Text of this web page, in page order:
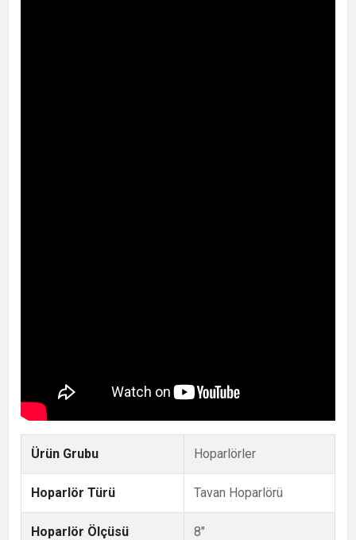
Ürün Grubu Hoparlörler
Hoparlör Türü Tavan Hoparlörü
Hoparlör Ölçüsü 8"